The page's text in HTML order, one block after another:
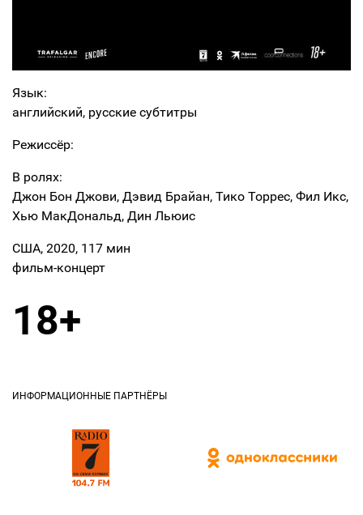
Язык:
английский, русские субтитры
Режиссёр:
В ролях:
Джон Бон Джови, Дэвид Брайан, Тико Торрес, Фил Икс,
Хью МакДональд, Дин Льюис
США, 2020, 117 мин
фильм-концерт
18+
ИНФОРМАЦИОННЫЕ ПАРТНЁРЫ